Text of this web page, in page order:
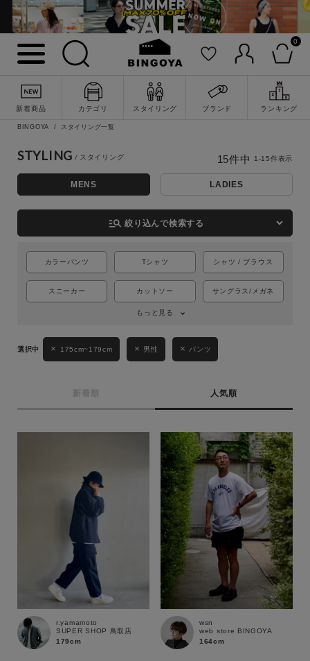
0
新着商品 カテゴリ スタイリング ブランド ランキング
BINGOYA スタイリング一覧
STYLING
MENS LADIES
manage_search 絞り込んで検索する
カラーパンツ Tシャツ シャツ / ブラウス
スニーカー カットソー サングラス/メガネ
もっと見る
175cm~179cm 男性 パンツ
新着順 人気順
15件中 1-15件表示
r.yamamoto
SUPER SHOP 鳥取店
179cm
wsn
web store BINGOYA
164cm